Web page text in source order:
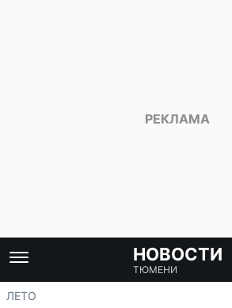
НОВОСТИ
ТЮМЕНИ
ЛЕТО